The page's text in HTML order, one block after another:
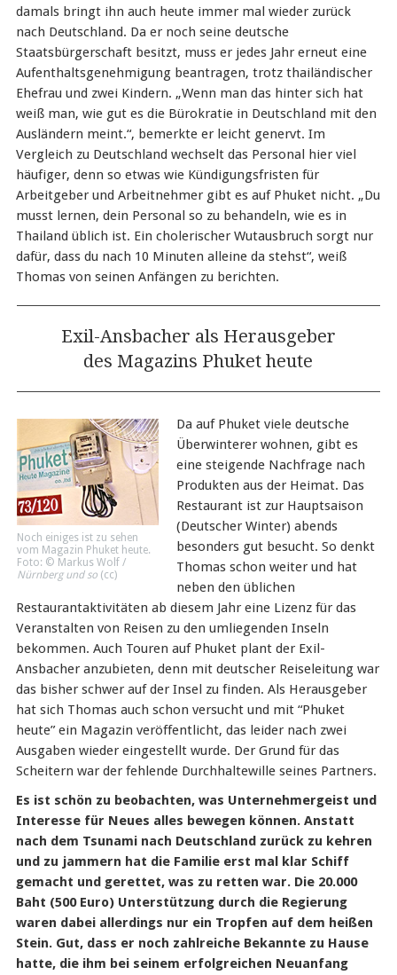
damals bringt ihn auch heute immer mal wieder zurück
nach Deutschland. Da er noch seine deutsche
Staatsbürgerschaft besitzt, muss er jedes Jahr erneut eine
Aufenthaltsgenehmigung beantragen, trotz thailändischer
Ehefrau und zwei Kindern. „Wenn man das hinter sich hat
weiß man, wie gut es die Bürokratie in Deutschland mit den
Ausländern meint.“, bemerkte er leicht genervt. Im
Vergleich zu Deutschland wechselt das Personal hier viel
häufiger, denn so etwas wie Kündigungsfristen für
Arbeitgeber und Arbeitnehmer gibt es auf Phuket nicht. „Du
musst lernen, dein Personal so zu behandeln, wie es in
Thailand üblich ist. Ein cholerischer Wutausbruch sorgt nur
dafür, dass du nach 10 Minuten alleine da stehst“, weiß
Thomas von seinen Anfängen zu berichten.
Exil-Ansbacher als Herausgeber
des Magazins Phuket heute
Noch einiges ist zu sehen
vom Magazin Phuket heute.
Foto: © Markus Wolf /
Nürnberg und so(cc)
Da auf Phuket viele deutsche
Überwinterer wohnen, gibt es
eine steigende Nachfrage nach
Produkten aus der Heimat. Das
Restaurant ist zur Hauptsaison
(Deutscher Winter) abends
besonders gut besucht. So denkt
Thomas schon weiter und hat
neben den üblichen
Restaurantaktivitäten ab diesem Jahr eine Lizenz für das
Veranstalten von Reisen zu den umliegenden Inseln
bekommen. Auch Touren auf Phuket plant der Exil-
Ansbacher anzubieten, denn mit deutscher Reiseleitung war
das bisher schwer auf der Insel zu finden. Als Herausgeber
hat sich Thomas auch schon versucht und mit “Phuket
heute” ein Magazin veröffentlicht, das leider nach zwei
Ausgaben wieder eingestellt wurde. Der Grund für das
Scheitern war der fehlende Durchhaltewille seines Partners.
Es ist schön zu beobachten, was Unternehmergeist und
Interesse für Neues alles bewegen können. Anstatt
nach dem Tsunami nach Deutschland zurück zu kehren
und zu jammern hat die Familie erst mal klar Schiff
gemacht und gerettet, was zu retten war. Die 20.000
Baht (500 Euro) Unterstützung durch die Regierung
waren dabei allerdings nur ein Tropfen auf dem heißen
Stein. Gut, dass er noch zahlreiche Bekannte zu Hause
hatte, die ihm bei seinem erfolgreichen Neuanfang